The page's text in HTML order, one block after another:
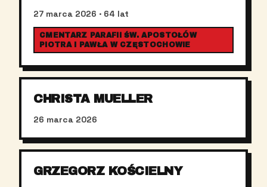
27 marca 2026 · 64 lat
CMENTARZ PARAFII ŚW. APOSTOŁÓW
PIOTRA I PAWŁA W CZĘSTOCHOWIE
CHRISTA MUELLER
26 marca 2026
GRZEGORZ KOŚCIELNY